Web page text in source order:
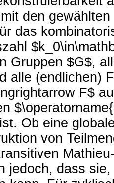
den
das
Gruppen $G$,
alle (endlichen)
F$
Ob eine
von
jedoch, dass